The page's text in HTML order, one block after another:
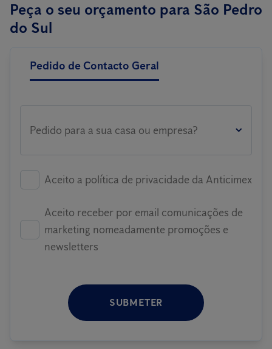
Peça o seu orçamento para São Pedro
do Sul
Pedido de Contacto Geral
Pedido para a sua casa ou empresa?
Aceito a política de privacidade da Anticimex
Aceito receber por email comunicações de
marketing nomeadamente promoções e
newsletters
SUBMETER